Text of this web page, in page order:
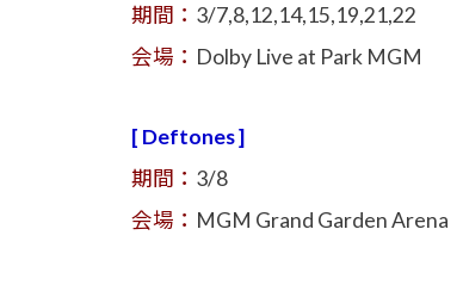
期間： 3/7,8,12,14,15,19,21,22
会場： Dolby Live at Park MGM
[ Deftones ]
期間： 3/8
会場： MGM Grand Garden Arena